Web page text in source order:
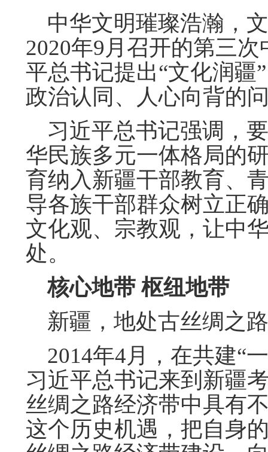
中华文明璀璨浩瀚，
2020年9月召开的第三
平总书记提出“文化润疆
政治认同、人心向背的
习近平总书记强调，
华民族多元一体格局的
育纳入新疆干部教育、
导各族干部群众树立正
文化观、宗教观，让中
处。
核心地带 枢纽地带
新疆，地处古丝绸之
2014年4月，在共建“
习近平总书记来到新疆
丝绸之路经济带中具有
这个历史机遇，把自身